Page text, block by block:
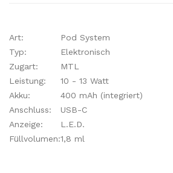
Art:
Pod System
Typ:
Elektronisch
Zugart:
MTL
Leistung:
10 - 13 Watt
Akku:
400 mAh (integriert)
Anschluss:
USB-C
Anzeige:
L.E.D.
Füllvolumen:1,8 ml